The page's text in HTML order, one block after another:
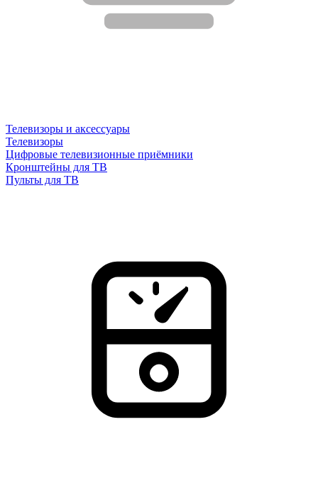
Телевизоры и аксессуары
Телевизоры
Цифровые телевизионные приёмники
Кронштейны для ТВ
Пульты для ТВ